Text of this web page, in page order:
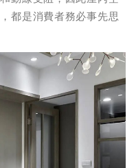
都是消費者務必事先思